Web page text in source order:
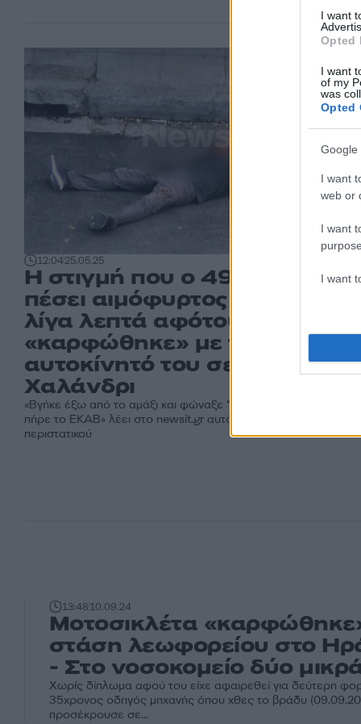
I want
Opted
I want
of my
was
Opted
Google
I want
web or
I want
I want
12:0425.05.25
Η στιγμή που ο 49χρονος
πέσει αιμόφυρτος στον δρόμο
λίγα λεπτά αφότου
«καρφώθηκε» με το
αυτοκίνητό του σε στάση στο
Χαλάνδρι
«Βγήκε έξω από το αμάξι και φώναξε "σκοτώστε με", μετά τον
πήρε το ΕΚΑΒ» λέει στο newsit.gr αυτόπτης μάρτυρας του
περιστατικού
13:4810.09.24
Μοτοσικλέτα
στάση λεωφορείου στο
- Στο νοσοκομείο δύο
Χωρίς δίπλωμα αφού του είχε αφαιρεθεί για δεύτερη
35χρονος οδηγός μηχανής όπου χθες το βράδυ
προσέκρουσε σε...